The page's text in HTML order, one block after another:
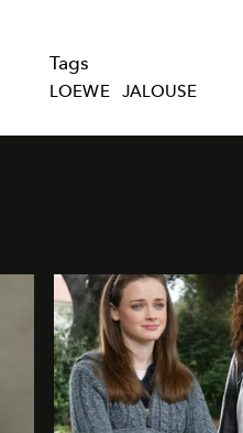
Tags
LOEWE JALOUSE